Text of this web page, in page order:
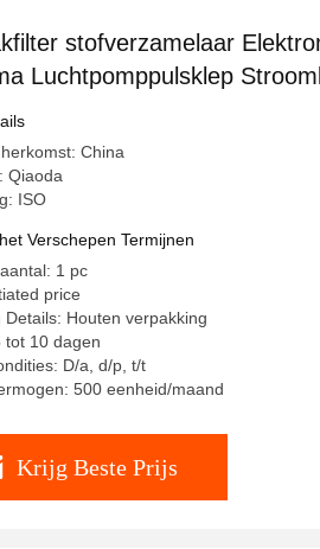
stofverzamelaar
Luchtpomppulsklep
klep DMF-Z/Y/T/2L-B-G3/4
China
Qiaoda
ISO
Verschepen Termijnen
1 pc
price
Details: Houten verpakking
tot 10 dagen
D/a, d/p, t/t
500 eenheid/maand
Krijg Beste Prijs